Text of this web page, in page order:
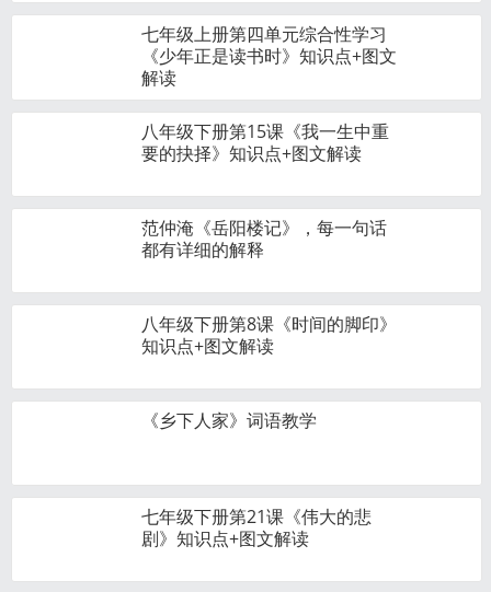
七年级上册第四单元综合性学习
《少年正是读书时》知识点+图文
解读
八年级下册第15课《我一生中重
要的抉择》知识点+图文解读
范仲淹《岳阳楼记》，每一句话
都有详细的解释
八年级下册第8课《时间的脚印》
知识点+图文解读
《乡下人家》词语教学
七年级下册第21课《伟大的悲
剧》知识点+图文解读